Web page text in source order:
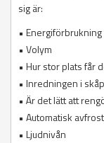
sig är:
• Energiförbrukning
• Volym
• Hur stor plats får
• Inredningen i
• Är det lätt att
• Automatisk
• Ljudnivån